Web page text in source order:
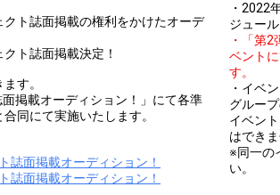
ト誌面掲載の権利をかけたオーデ
ト誌面掲載決定！
す。
掲載オーディション！」にて各準
同にて実施いたします。
誌面掲載オーディション！
誌面掲載オーディション！
・2022
ジュー
・「第
ベント
す。
・イベ
グルー
イベン
はできま
※同一の
い。